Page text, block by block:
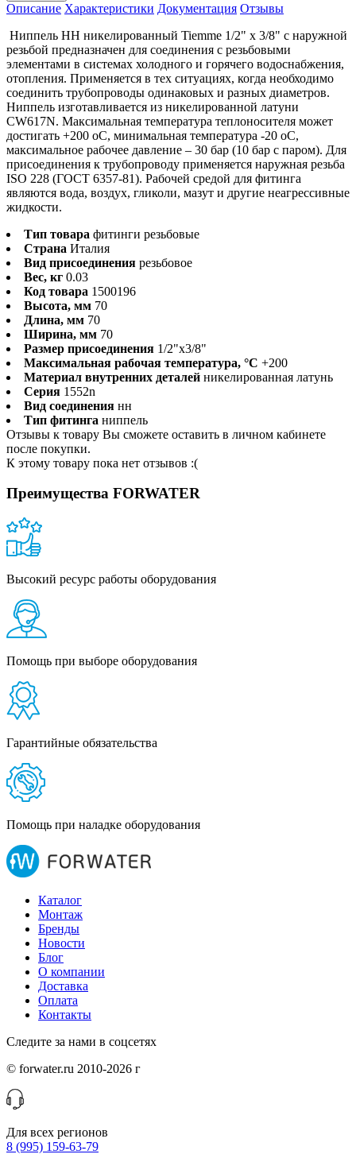
Описание Характеристики Документация Отзывы
Ниппель HH никелированный Tiemme 1/2" х 3/8" с наружной
резьбой предназначен для соединения с резьбовыми
элементами в системах холодного и горячего водоснабжения,
отопления. Применяется в тех ситуациях, когда необходимо
соединить трубопроводы одинаковых и разных диаметров.
Ниппель изготавливается из никелированной латуни
CW617N. Максимальная температура теплоносителя может
достигать +200 оС, минимальная температура -20 оС,
максимальное рабочее давление – 30 бар (10 бар с паром). Для
присоединения к трубопроводу применяется наружная резьба
ISO 228 (ГОСТ 6357-81). Рабочей средой для фитинга
являются вода, воздух, гликоли, мазут и другие неагрессивные
жидкости.
Тип товара фитинги резьбовые
Страна Италия
Вид присоединения резьбовое
Вес, кг 0.03
Код товара 1500196
Высота, мм 70
Длина, мм 70
Ширина, мм 70
Размер присоединения 1/2"x3/8"
Максимальная рабочая температура, °С +200
Материал внутренних деталей никелированная латунь
Серия 1552n
Вид соединения нн
Тип фитинга ниппель
Отзывы к товару Вы сможете оставить в личном кабинете
после покупки.
К этому товару пока нет отзывов :(
Преимущества FORWATER
Высокий ресурс работы оборудования
Помощь при выборе оборудования
Гарантийные обязательства
Помощь при наладке оборудования
Каталог
Монтаж
Бренды
Новости
Блог
О компании
Доставка
Оплата
Контакты
Следите за нами в соцсетях
© forwater.ru 2010-2026 г
Для всех регионов
8 (995) 159-63-79